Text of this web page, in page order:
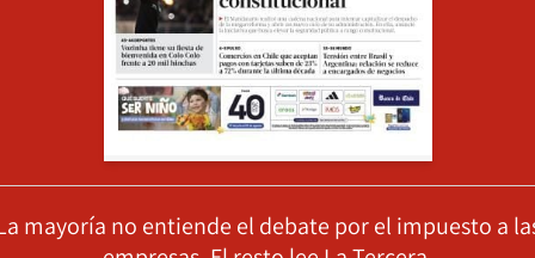
mayoría no entiende el debate por el impuesto a